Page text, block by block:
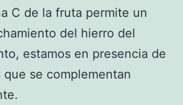
C de la fruta permite un
del hierro del
estamos en presencia de
que se complementan